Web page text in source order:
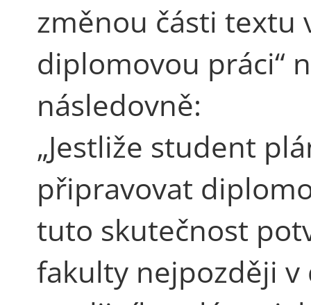
změnou části textu
diplomovou práci“
následovně:
„Jestliže student
připravovat
tuto skutečnost
fakulty nejpozději